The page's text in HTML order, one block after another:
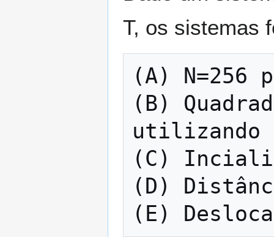
T, os sistemas
(A) N=256
(B)
utilizando
(C)
(D)
(E)